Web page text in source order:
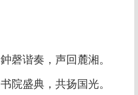
磬谐奏，声回麓湘。
院盛典，共扬国光。